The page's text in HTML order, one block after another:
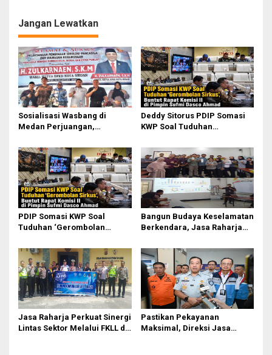
Jangan Lewatkan
Sosialisasi Wasbang di
Medan Perjuangan,
Perjuangkan Ruang Bermain
Anak
Deddy Sitorus PDIP Somasi
KWP Soal Tuduhan
Rapat Komisi II Dipimpin
Sufmi Dasco Ahmad
PDIP Somasi KWP Soal
Tuduhan ‘Gerombolan
II Dipimpin Sufmi Dasco
Ahmad
Bangun Budaya Keselamatan
Berkendara, Jasa Raharja
Pasifik Medan Industri
Jasa Raharja Perkuat Sinergi
Lintas Sektor Melalui FKLL di
Pastikan Pekayanan
Maksimal, Direksi Jasa